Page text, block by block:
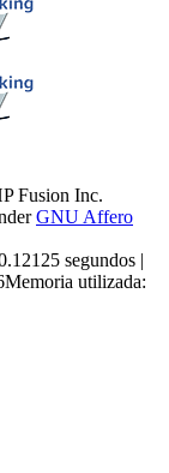
Fusion Inc.
GNU Affero
segundos |
utilizada: